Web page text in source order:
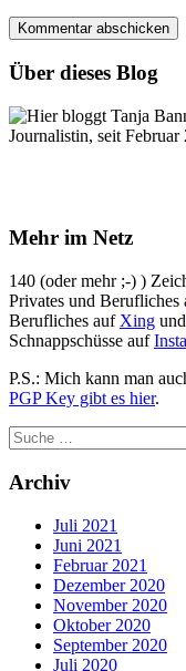
Über dieses Blog
Hier bloggt Tanja
Journalistin, seit Februar
Mehr im Netz
140 (oder mehr ;-) )
Privates und Berufliches
Berufliches auf Xing und
Schnappschüsse auf
P.S.: Mich kann man
PGP Key gibt es hier.
Archiv
Juli 2021
Juni 2021
Februar 2021
Dezember 2020
November 2020
Oktober 2020
September 2020
Juli 2020